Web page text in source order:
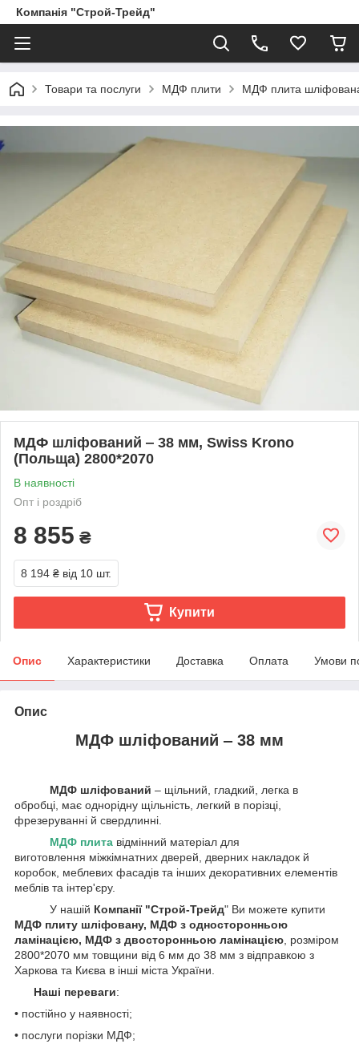
Компанія "Строй-Трейд"
Товари та послуги МДФ плити МДФ плита
МДФ шліфований ‒ 38 мм, Swiss Krono
(Польща) 2800*2070
В наявності
Опт і роздріб
8 855 ₴
8 194 ₴ від 10 шт.
Купити
Опис Характеристики Доставка Оплата Умови
Опис
МДФ шліфований ‒ 38 мм
МДФ шліфований ‒ щільний, гладкий, легка в
обробці, має однорідну щільність, легкий в порізці,
фрезеруванні й свердлинні.
МДФ плита відмінний матеріал для
виготовлення міжкімнатних дверей, дверних накладок й
коробок, меблевих фасадів та інших декоративних елементів
меблів та інтер'єру.
У нашій Компанії "Строй-Трейд" Ви можете купити
МДФ плиту шліфовану, МДФ з односторонньою
ламінацією, МДФ з двосторонньою ламінацією, розміром
2800*2070 мм товщини від 6 мм до 38 мм з відправкою з
Харкова та Києва в інші міста України.
Наші переваги:
• постійно у наявності;
• послуги порізки МДФ;